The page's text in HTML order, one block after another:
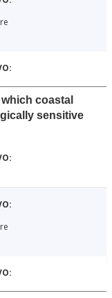
coastal
sensitive